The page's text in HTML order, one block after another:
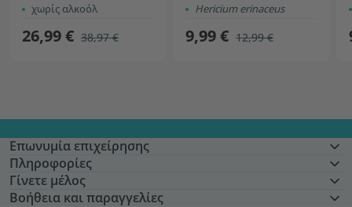
χωρίς αλκοόλ
26,99 € 38,97 €
Hericium erinaceus
9,99 € 12,99 €
Επωνυμία επιχείρησης
Πληροφορίες
Γίνετε μέλος
Βοήθεια και παραγγελίες